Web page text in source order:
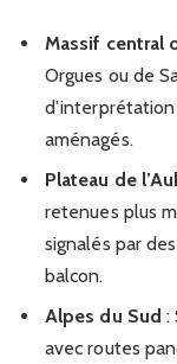
Massif central
Orgues ou de
aménagés.
Plateau de
retenues plus
signalés par
balcon.
Alpes du Sud :
avec routes